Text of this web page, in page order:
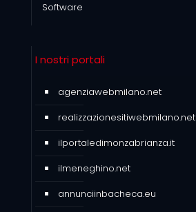
Software
I nostri portali
agenziawebmilano.net
realizzazionesitiwebmilano.net
ilportaledimonzabrianza.it
ilmeneghino.net
annunciinbacheca.eu